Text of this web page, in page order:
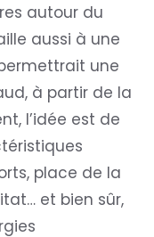
autour du
aussi à une
une
à partir de la
l’idée est de
place de la
et bien sûr,